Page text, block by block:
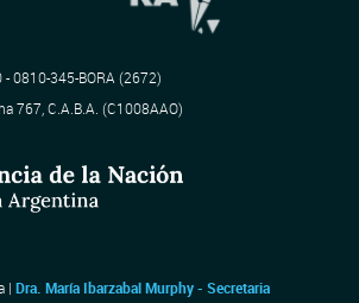
0810-345-BORA (2672)
767, C.A.B.A. (C1008AAO)
| Dra. María Ibarzabal Murphy - Secretaria